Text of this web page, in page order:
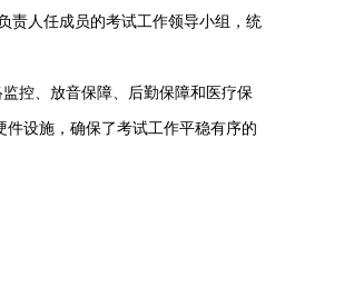
责人任成员的考试工作领导小组，统
控、放音保障、后勤保障和医疗保
件设施，确保了考试工作平稳有序的